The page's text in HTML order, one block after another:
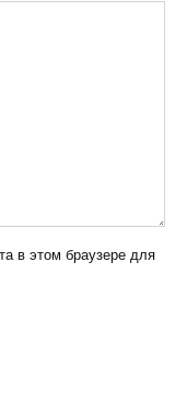
в этом браузере для